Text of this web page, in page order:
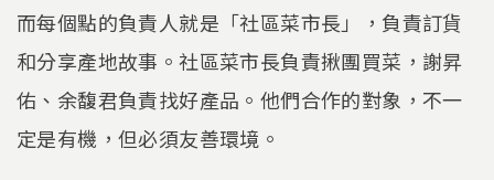
而每個點的負責人就是「社區菜市長」，負責訂貨
和分享產地故事。社區菜市長負責揪團買菜，謝昇
佑、余馥君負責找好產品。他們合作的對象，不一
定是有機，但必須友善環境。